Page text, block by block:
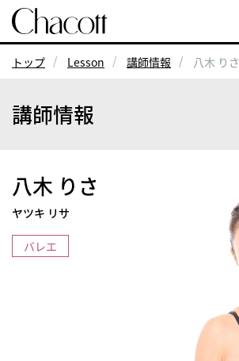
トップ Lesson 講師情報 八木 りさ
講師情報
八木 りさ
ヤツキ リサ
バレエ